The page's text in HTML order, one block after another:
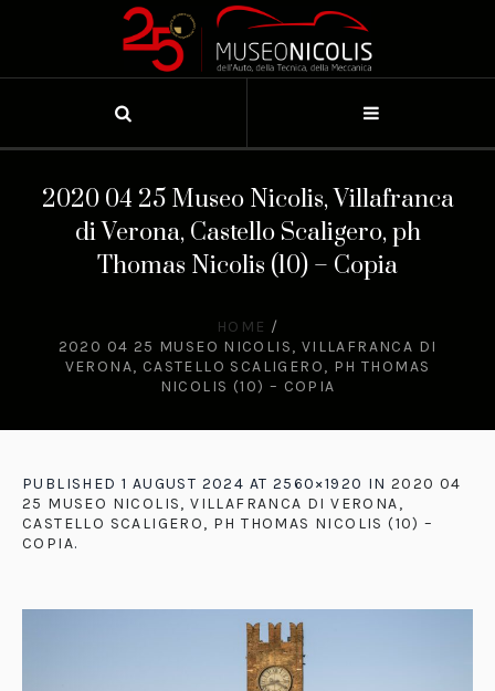
2020 04 25 Museo Nicolis, Villafranca
di Verona, Castello Scaligero, ph
Thomas Nicolis (10) – Copia
HOME /
2020 04 25 MUSEO NICOLIS, VILLAFRANCA DI
VERONA, CASTELLO SCALIGERO, PH THOMAS
NICOLIS (10) – COPIA
PUBLISHED 1 AUGUST 2024 AT 2560×1920 IN2020 04
25 MUSEO NICOLIS, VILLAFRANCA DI VERONA,
CASTELLO SCALIGERO, PH THOMAS NICOLIS (10) –
COPIA.